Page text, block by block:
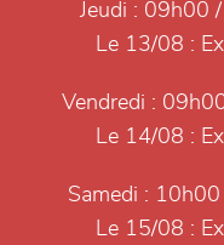
Jeudi : 09h00
Le 13/08 :
Vendredi :
Le 14/08 :
Samedi :
Le 15/08 :